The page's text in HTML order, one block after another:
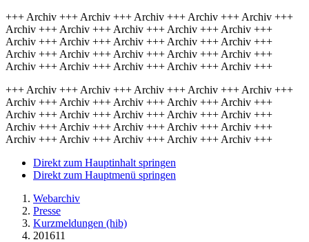
+++ Archiv +++ Archiv +++ Archiv +++ Archiv +++ Archiv +++
Archiv +++ Archiv +++ Archiv +++ Archiv +++ Archiv +++
Archiv +++ Archiv +++ Archiv +++ Archiv +++ Archiv +++
Archiv +++ Archiv +++ Archiv +++ Archiv +++ Archiv +++
Archiv +++ Archiv +++ Archiv +++ Archiv +++ Archiv +++
+++ Archiv +++ Archiv +++ Archiv +++ Archiv +++ Archiv +++
Archiv +++ Archiv +++ Archiv +++ Archiv +++ Archiv +++
Archiv +++ Archiv +++ Archiv +++ Archiv +++ Archiv +++
Archiv +++ Archiv +++ Archiv +++ Archiv +++ Archiv +++
Archiv +++ Archiv +++ Archiv +++ Archiv +++ Archiv +++
Direkt zum Hauptinhalt springen
Direkt zum Hauptmenü springen
Webarchiv
Presse
Kurzmeldungen (hib)
201611